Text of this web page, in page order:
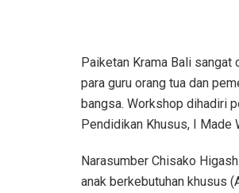
Paiketan Krama Bali
para guru orang tua dan
bangsa. Workshop dihadiri
Pendidikan Khusus, I Made
Narasumber Chisako
anak berkebutuhan khusus